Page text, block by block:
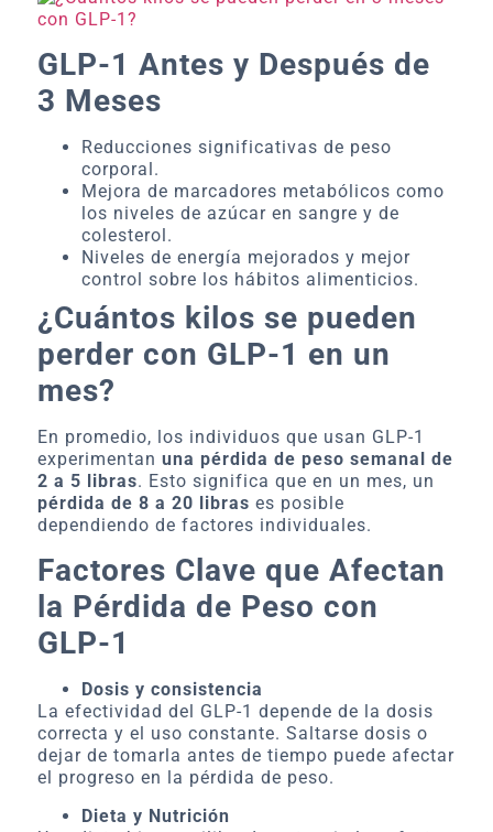
GLP-1 Antes y Después de
3 Meses
Reducciones significativas de peso
corporal.
Mejora de marcadores metabólicos como
los niveles de azúcar en sangre y de
colesterol.
Niveles de energía mejorados y mejor
control sobre los hábitos alimenticios.
¿Cuántos kilos se pueden
perder con GLP-1 en un
mes?
En promedio, los individuos que usan GLP-1
experimentan una pérdida de peso semanal de
2 a 5 libras. Esto significa que en un mes, un
pérdida de 8 a 20 libras es posible
dependiendo de factores individuales.
Factores Clave que Afectan
la Pérdida de Peso con
GLP-1
Dosis y consistencia
La efectividad del GLP-1 depende de la dosis
correcta y el uso constante. Saltarse dosis o
dejar de tomarla antes de tiempo puede afectar
el progreso en la pérdida de peso.
Dieta y Nutrición